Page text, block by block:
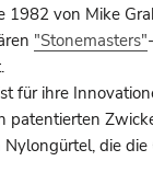
1982 von Mike
"Stonemasters"
für ihre
patentierten
die